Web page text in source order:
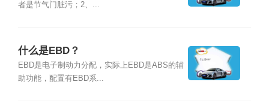
者是节气门脏污；2、...
什么是EBD？
EBD是电子制动力分配，实际上EBD是ABS的辅
助功能，配置有EBD系...